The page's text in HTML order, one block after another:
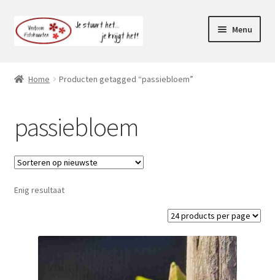
Ga
door
Ga
naar
Menu
Mijn account
Home Producten getagged “passiebloem”
passiebloem
Enig resultaat